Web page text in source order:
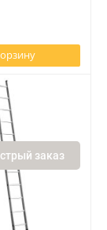
заказ